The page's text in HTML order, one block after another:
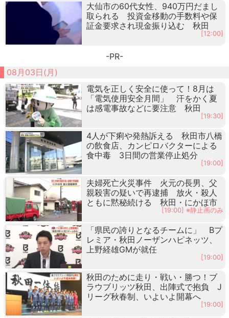
大仙市の60代女性、940万円だまし
取られる 投資金移動の手数料や保
証金要求され現金振り込む 秋田
[12:00]
-PR-
08月03日(月)
電気を正しく安全に使って！8月は
「電気使用安全月間」 汗をかく夏
は感電事故などに要注意 秋田
[19:30]
4人が下痢や発熱訴える 秋田市八橋
の飲食店、カンピロバクターによる
食中毒 3日間の営業停止処分
[19:00]
夫婦死亡火災事件 火元の長男、父
親殺害の疑いで再逮捕 放火・殺人
ともに黙秘続ける 秋田・にかほ市
[19:00] ※静止画のみ
「県民の誇りとなるチームに」 Bプ
レミア・秋田ノーザンハピネッツ、
上野経雄GMが就任
[19:00]
秋田のために走り・戦い・勝つ！ブ
ラウブリッツ秋田、出陣式で抱負 J
リーグ秋春制、いよいよ開幕へ
[19:00]